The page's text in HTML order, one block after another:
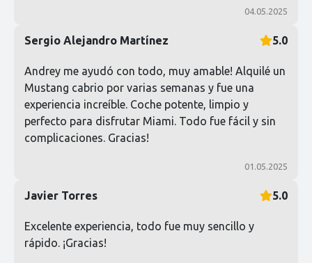
04.05.2025
Sergio Alejandro Martínez 5.0
Andrey me ayudó con todo, muy amable! Alquilé un
Mustang cabrio por varias semanas y fue una
experiencia increíble. Coche potente, limpio y
perfecto para disfrutar Miami. Todo fue fácil y sin
complicaciones. Gracias!
01.05.2025
Javier Torres 5.0
Excelente experiencia, todo fue muy sencillo y
rápido. ¡Gracias!